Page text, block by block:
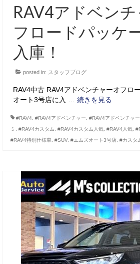
RAV4アドベン
フロードパッケ
入庫！
posted in: スタッフブログ
RAV4中古 RAV4アドベンチャーオフロ
オート3号店に入 … 続きを見る
#RAV4 #RAV4アドベンチャー #RAV4アドベンチャ
ミ
#RAV4カスタム #RAV4カスタム人気 #RAV4人気
#RAV4特別仕様車
#SUV, #エムズオート3号店 #カスタ